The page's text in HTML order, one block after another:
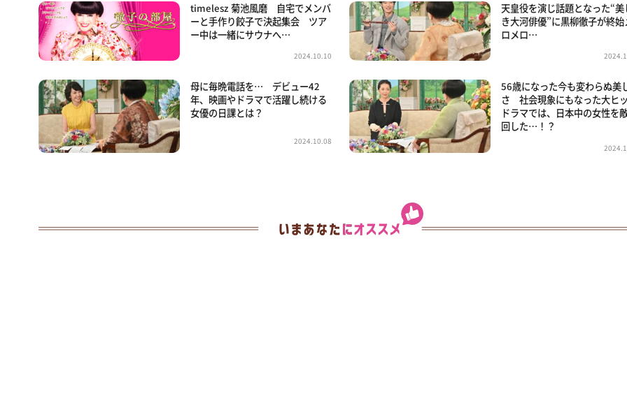
timelesz 菊池風磨 自宅でメンバ
ーと手作り餃子で決起集会 ツア
ー中は一緒にサウナへ…
2024.10.10
天皇役を演じ話題となった“美
き大河俳優”に黒柳徹子が終始
ロメロ…
母に毎晩電話を… デビュー42
年、映画やドラマで活躍し続ける
女優の日課とは？
2024.10.08
56歳になった今も変わらぬ美
さ 社会現象にもなった大ヒ
ドラマでは、日本中の女性を
回した…！？